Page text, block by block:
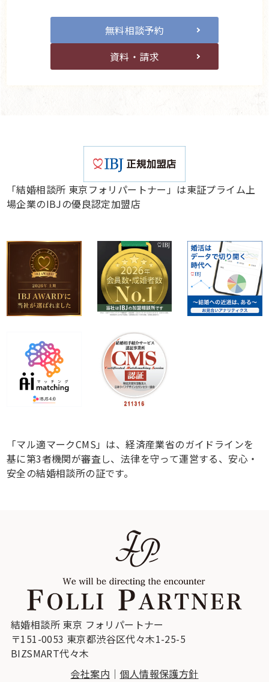
無料相談予約
資料・請求
「結婚相談所 東京フォリパートナー」は東証プライム上
場企業のIBJの優良認定加盟店
「マル適マークCMS」は、経済産業省のガイドラインを
基に第3者機関が審査し、法律を守って運営する、安心・
安全の結婚相談所の証です。
結婚相談所 東京 フォリパートナー
〒151-0053 東京都渋谷区代々木1-25-5
BIZSMART代々木
会社案内 ｜ 個人情報保護方針